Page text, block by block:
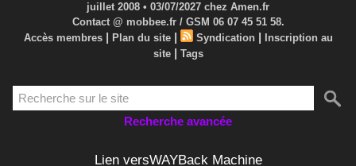
juillet 2008 • 03/07/2027 chez Amen.fr
Contact @ mobbee.fr / GSM 06 07 45 51 58.
Accès membres | Plan du site | Syndication |
Inscription au
site | Tags
Recherche avancée
Lien versWAYBack Machine